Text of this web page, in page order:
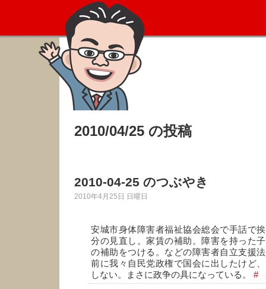
2010/04/25 の投稿
2010-04-25 のつぶやき
2010年4月25日 日曜日
安城市身体障害者福祉協会総会で手話で
分の見直し。家賃の補助。障害を持った
の補助をつける。などの障害者自立支援
前に我々自民党政権で国会に出したけど
しない。まさに政争の具になっている。 #